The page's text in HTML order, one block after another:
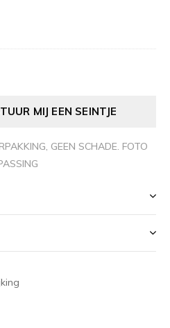
MIJ EEN SEINTJE
GEEN SCHADE. FOTO